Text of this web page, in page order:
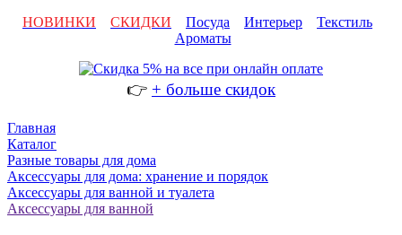
НОВИНКИ
СКИДКИ Посуда Интерьер
Текстиль
Ароматы
👉 + больше скидок
Главная
Каталог
Разные товары для дома
Аксессуары для дома: хранение и порядок
Аксессуары для ванной и туалета
Аксессуары для ванной